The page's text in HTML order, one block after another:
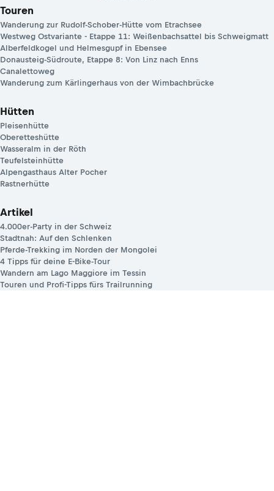
Touren
Wanderung zur Rudolf-Schober-Hütte vom Etrachsee
Westweg Ostvariante - Etappe 11: Weißenbachsattel bis Schweigmatt
Alberfeldkogel und Helmesgupf in Ebensee
Donausteig-Südroute, Etappe 8: Von Linz nach Enns
Canalettoweg
Wanderung zum Kärlingerhaus von der Wimbachbrücke
Hütten
Pleisenhütte
Oberetteshütte
Wasseralm in der Röth
Teufelsteinhütte
Alpengasthaus Alter Pocher
Rastnerhütte
Artikel
4.000er-Party in der Schweiz
Stadtnah: Auf den Schlenken
Pferde-Trekking im Norden der Mongolei
4 Tipps für deine E-Bike-Tour
Wandern am Lago Maggiore im Tessin
Touren und Profi-Tipps fürs Trailrunning